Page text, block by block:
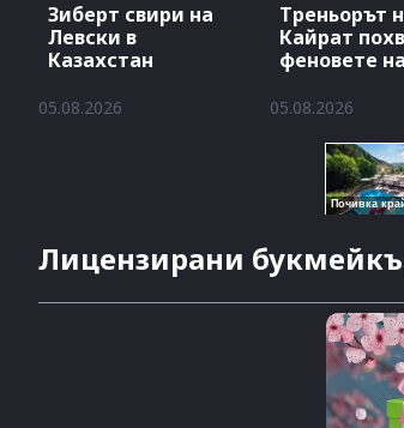
Зиберт свири на
Левски в
Казахстан
05.08.2026
Треньорът
Кайрат
феновете на
05.08.2026
Лицензирани